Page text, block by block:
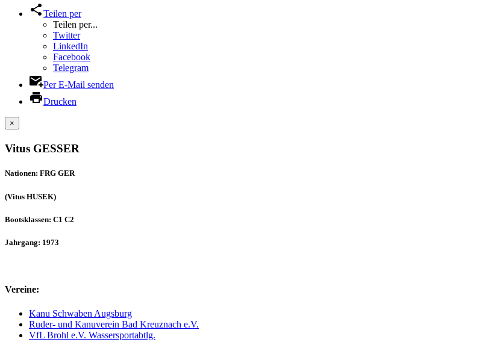
Teilen per
Teilen per...
Twitter
LinkedIn
Facebook
Telegram
Per E-Mail senden
Drucken
×
Vitus GESSER
Nationen: FRG GER
(Vitus HUSEK)
Bootsklassen: C1 C2
Jahrgang: 1973
Vereine:
Kanu Schwaben Augsburg
Ruder- und Kanuverein Bad Kreuznach e.V.
VfL Brohl e.V. Wassersportabtlg.